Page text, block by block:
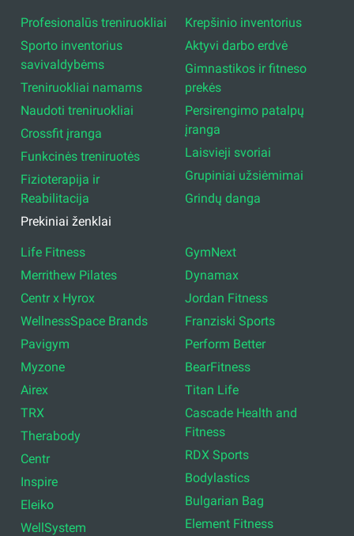
Profesionalūs treniruokliai
Sporto inventorius
savivaldybėms
Treniruokliai namams
Naudoti treniruokliai
Crossfit įranga
Funkcinės treniruotės
Fizioterapija ir
Reabilitacija
Krepšinio inventorius
Aktyvi darbo erdvė
Gimnastikos ir fitneso
prekės
Persirengimo patalpų
įranga
Laisvieji svoriai
Grupiniai užsiėmimai
Grindų danga
Prekiniai ženklai
Life Fitness
Merrithew Pilates
Centr x Hyrox
WellnessSpace Brands
Pavigym
Myzone
Airex
TRX
Therabody
Centr
Inspire
Eleiko
WellSystem
GymNext
Dynamax
Jordan Fitness
Franziski Sports
Perform Better
BearFitness
Titan Life
Cascade Health and
Fitness
RDX Sports
Bodylastics
Bulgarian Bag
Element Fitness